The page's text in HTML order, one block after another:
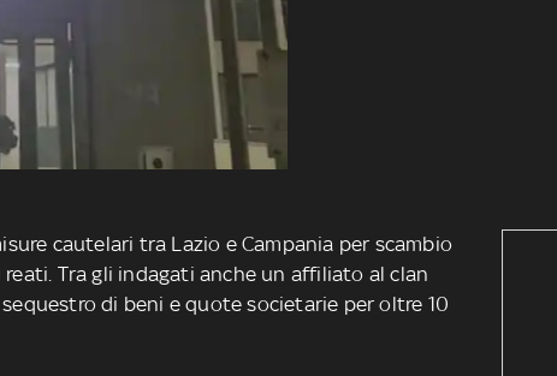
cautelari tra Lazio e Campania per scambio
Tra gli indagati anche un affiliato al clan
di beni e quote societarie per oltre 10